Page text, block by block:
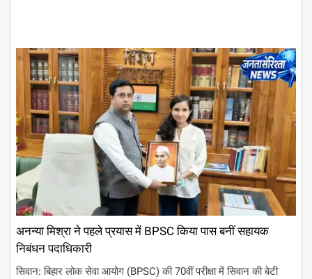
अनन्या मिश्रा ने पहले प्रयास में BPSC किया पास बनीं सहायक
निबंधन पदाधिकारी
सिवान: बिहार लोक सेवा आयोग (BPSC) की 70वीं परीक्षा में सिवान की बेटी